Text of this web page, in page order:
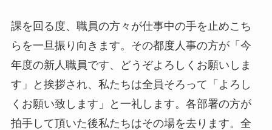
課を回る度、職員の方々が仕事中の手を止めこち
らを一旦振り向きます。その都度人事の方が「今
年度の新人職員です、どうぞよろしくお願いしま
す」と挨拶され、私たちは全員そろって「よろし
くお願い致します」と一礼します。各部署の方が
拍手して頂いた後私たちはその場を去ります。全